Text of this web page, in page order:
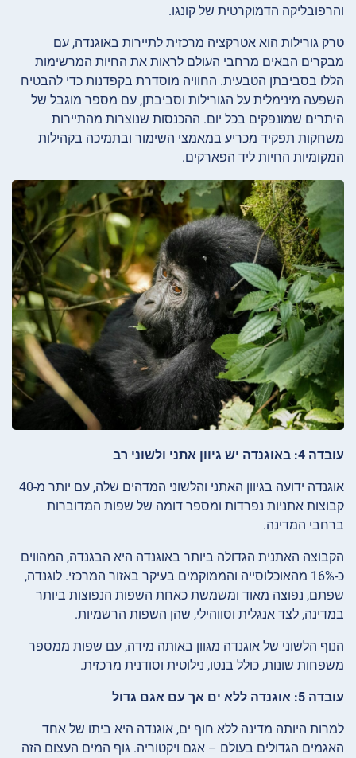
והרפובליקה הדמוקרטית של קונגו.
טרק גורילות הוא אטרקציה מרכזית לתיירות באוגנדה, עם
מבקרים הבאים מרחבי העולם לראות את החיות המרשימות
הללו בסביבתן הטבעית. החוויה מוסדרת בקפדנות כדי להבטיח
השפעה מינימלית על הגורילות וסביבתן, עם מספר מוגבל של
היתרים שמונפקים בכל יום. ההכנסות שנוצרות מהתיירות
משחקות תפקיד מכריע במאמצי השימור ובתמיכה בקהילות
המקומיות החיות ליד הפארקים.
עובדה 4: באוגנדה יש גיוון אתני ולשוני רב
אוגנדה ידועה בגיוון האתני והלשוני המדהים שלה, עם יותר מ-40
קבוצות אתניות נפרדות ומספר דומה של שפות המדוברות
ברחבי המדינה.
הקבוצה האתנית הגדולה ביותר באוגנדה היא הבגנדה, המהווים
כ-16% מהאוכלוסייה והממוקמים בעיקר באזור המרכזי. לוגנדה,
שפתם, נפוצה מאוד ומשמשת כאחת השפות הנפוצות ביותר
במדינה, לצד אנגלית וסווהילי, שהן השפות הרשמיות.
הנוף הלשוני של אוגנדה מגוון באותה מידה, עם שפות ממספר
משפחות שונות, כולל בנטו, נילוטית וסודנית מרכזית.
עובדה 5: אוגנדה ללא ים אך עם אגם גדול
למרות היותה מדינה ללא חוף ים, אוגנדה היא ביתו של אחד
האגמים הגדולים בעולם – אגם ויקטוריה. גוף המים העצום הזה